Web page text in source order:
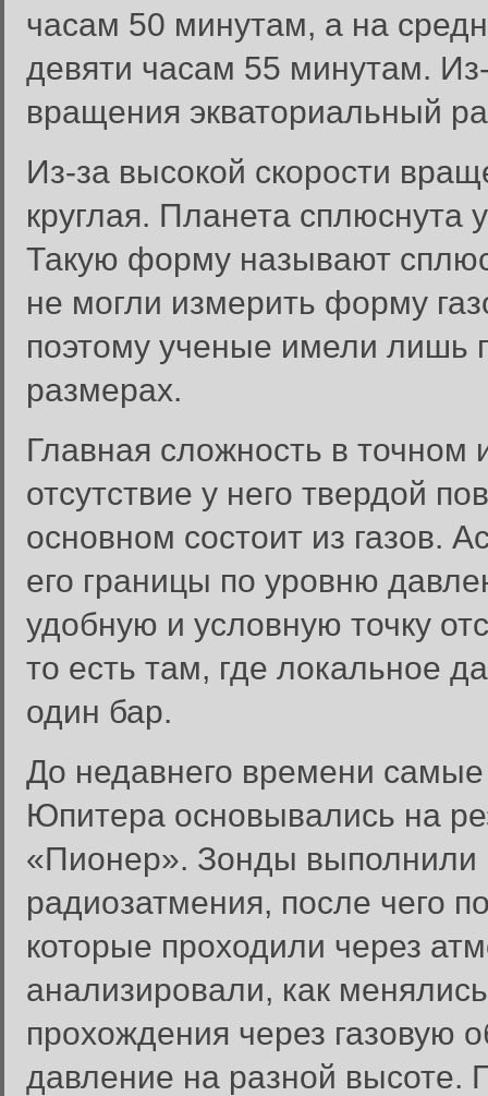
часам 50 минутам, а на
девяти часам 55 минутам.
вращения экваториальный
Из-за высокой скорости
круглая. Планета сплюснута
Такую форму называют
не могли измерить форму
поэтому ученые имели лишь
размерах.
Главная сложность в
отсутствие у него твердой
основном состоит из газов.
его границы по уровню
удобную и условную точку
то есть там, где локальное
один бар.
До недавнего времени
Юпитера основывались на
«Пионер». Зонды выполнили
радиозатмения, после чего
которые проходили через
анализировали, как
прохождения через газовую
давление на разной высоте.